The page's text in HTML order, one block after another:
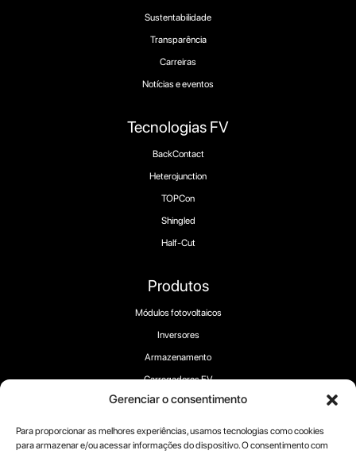
Gerenciar o consentimento
Para proporcionar as melhores experiências, usamos tecnologias como cookies
para armazenar e/ou acessar informações do dispositivo. O consentimento com
Produtos
Módulos fotovoltaicos
Inversores
Armazenamento
Carregadores EV
Tecnologias FV
BackContact
Heterojunction
TOPCon
Shingled
Half-Cut
Sustentabilidade
Transparência
Carreiras
Notícias e eventos